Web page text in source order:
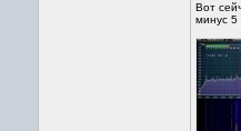
Вот
минус 5